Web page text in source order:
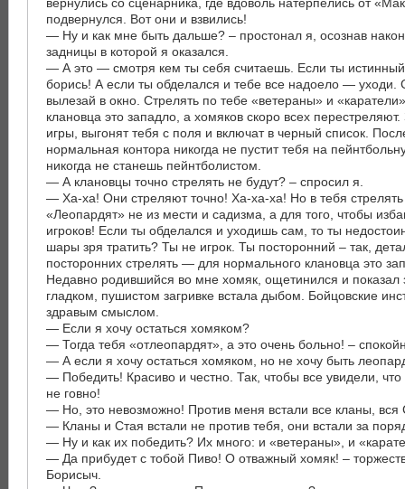
подвернулся. Вот они и взвились!
— Ну и как мне быть дальше? – простонал я, осознав
задницы в которой я оказался.
— А это — смотря кем ты себя считаешь. Если ты
борись! А если ты обделался и тебе все надоело — уходи.
вылезай в окно. Стрелять по тебе «ветераны» и
клановца это западло, а хомяков скоро всех
игры, выгонят тебя с поля и включат в черный список.
нормальная контора никогда не пустит тебя на
никогда не станешь пейнтболистом.
— А клановцы точно стрелять не будут? – спросил я.
— Ха-ха! Они стреляют точно! Ха-ха-ха! Но в тебя стрелять
«Леопардят» не из мести и садизма, а для того, чтобы
игроков! Если ты обделался и уходишь сам, то ты
шары зря тратить? Ты не игрок. Ты посторонний – так,
посторонних стрелять — для нормального клановца это
Недавно родившийся во мне хомяк, ощетинился и показал
гладком, пушистом загривке встала дыбом. Бойцовские
здравым смыслом.
— Если я хочу остаться хомяком?
— Тогда тебя «отлеопардят», а это очень больно! –
— А если я хочу остаться хомяком, но не хочу быть
— Победить! Красиво и честно. Так, чтобы все увидели,
не говно!
— Но, это невозможно! Против меня встали все кланы, вся
— Кланы и Стая встали не против тебя, они встали за
— Ну и как их победить? Их много: и «ветераны», и
— Да прибудет с тобой Пиво! О отважный хомяк! –
Борисыч.